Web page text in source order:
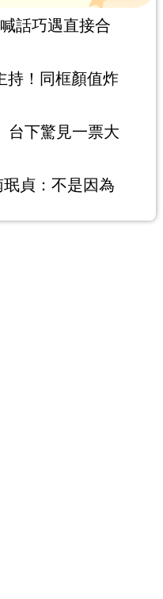
話巧遇直接合
持！同框顏值炸
下驚見一票大
貞：不是因為